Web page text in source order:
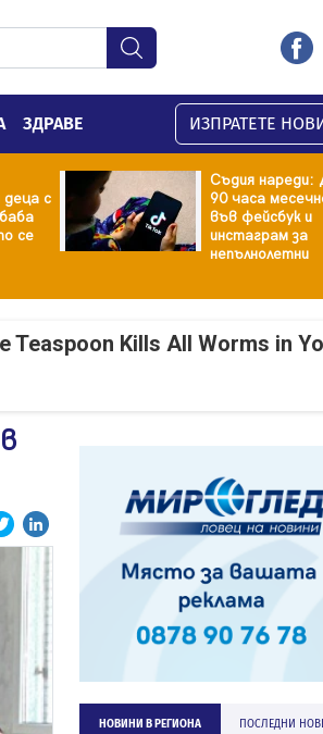
ЗДРАВЕ ИЗПРАТЕТЕ
с
се
Съдия нареди:
90 часа
във фейсбук и
инстаграм за
непълнолетни
Teaspoon Kills All Worms in
НОВИНИ В РЕГИОНА ПОСЛЕДНИ